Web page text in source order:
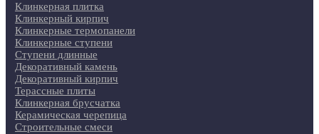
Клинкерная плитка
Клинкерный кирпич
Клинкерные термопанели
Клинкерные ступени
Ступени длинные
Декоративный камень
Декоративный кирпич
Терассные плиты
Клинкерная брусчатка
Керамическая черепица
Строительные смеси